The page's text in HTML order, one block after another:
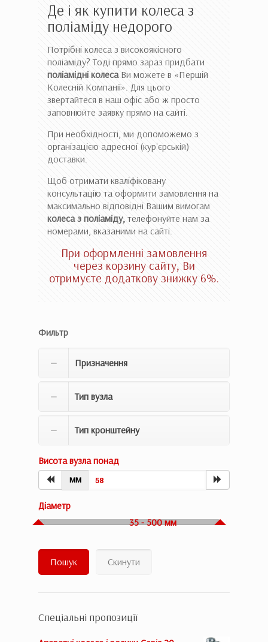
Де і як купити колеса з
поліаміду недорого
Потрібні колеса з високоякісного
поліаміду? Тоді прямо зараз придбати
поліамідні колесаВи можете в «Першій
Колесній Компанії». Для цього
звертайтеся в наш офіс або ж просто
заповнюйте заявку прямо на сайті.
При необхідності, ми допоможемо з
організацією адресної (кур'єрській)
доставки.
Щоб отримати кваліфіковану
консультацію та оформити замовлення на
максимально відповідні Вашим вимогам
колеса з поліаміду, телефонуйте нам за
номерами, вказаними на сайті.
При оформленні замовлення
через корзину сайту, Ви
отримуєте додаткову знижку 6%.
Фильтр
Призначення
Тип вузла
Тип кронштейну
Висота вузла понад
мм
Діаметр
35 - 500 мм
Пошук Скинути
Спеціальні пропозиції